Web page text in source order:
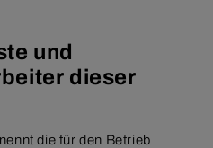
und
dieser
die für den Betrieb